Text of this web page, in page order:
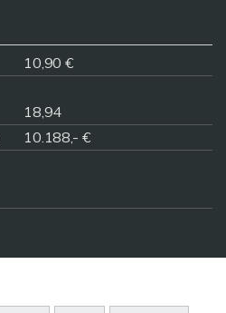
10,90 €
18,94
10.188,- €